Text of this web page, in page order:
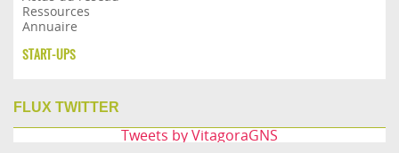
Ressources
Annuaire
START-UPS
FLUX TWITTER
Tweets by VitagoraGNS